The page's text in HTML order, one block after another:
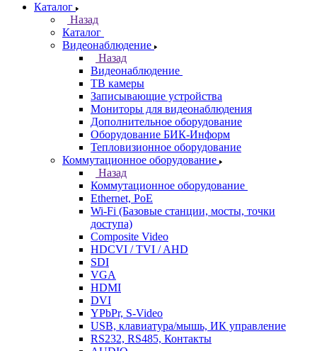
Каталог
Назад
Каталог
Видеонаблюдение
Назад
Видеонаблюдение
ТВ камеры
Записывающие устройства
Мониторы для видеонаблюдения
Дополнительное оборудование
Оборудование БИК-Информ
Тепловизионное оборудование
Коммутационное оборудование
Назад
Коммутационное оборудование
Ethernet, PoE
Wi-Fi (Базовые станции, мосты, точки
доступа)
Composite Video
HDCVI / TVI / AHD
SDI
VGA
HDMI
DVI
YPbPr, S-Video
USB, клавиатура/мышь, ИК управление
RS232, RS485, Контакты